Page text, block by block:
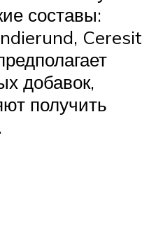
составы:
Ceresit
добавок,
получить